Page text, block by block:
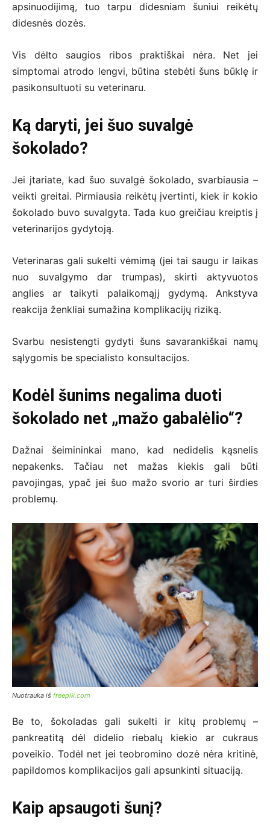
apsinuodijimą, tuo tarpu didesniam šuniui reikėtų
didesnės dozės.
Vis dėlto saugios ribos praktiškai nėra. Net jei
simptomai atrodo lengvi, būtina stebėti šuns būklę ir
pasikonsultuoti su veterinaru.
Ką daryti, jei šuo suvalgė
šokolado?
Jei įtariate, kad šuo suvalgė šokolado, svarbiausia –
veikti greitai. Pirmiausia reikėtų įvertinti, kiek ir kokio
šokolado buvo suvalgyta. Tada kuo greičiau kreiptis į
veterinarijos gydytoją.
Veterinaras gali sukelti vėmimą (jei tai saugu ir laikas
nuo suvalgymo dar trumpas), skirti aktyvuotos
anglies ar taikyti palaikomąjį gydymą. Ankstyva
reakcija ženkliai sumažina komplikacijų riziką.
Svarbu nesistengti gydyti šuns savarankiškai namų
sąlygomis be specialisto konsultacijos.
Kodėl šunims negalima duoti
šokolado net „mažo gabalėlio“?
Dažnai šeimininkai mano, kad nedidelis kąsnelis
nepakenks. Tačiau net mažas kiekis gali būti
pavojingas, ypač jei šuo mažo svorio ar turi širdies
problemų.
Nuotrauka iš freepik.com
Be to, šokoladas gali sukelti ir kitų problemų –
pankreatitą dėl didelio riebalų kiekio ar cukraus
poveikio. Todėl net jei teobromino dozė nėra kritinė,
papildomos komplikacijos gali apsunkinti situaciją.
Kaip apsaugoti šunį?